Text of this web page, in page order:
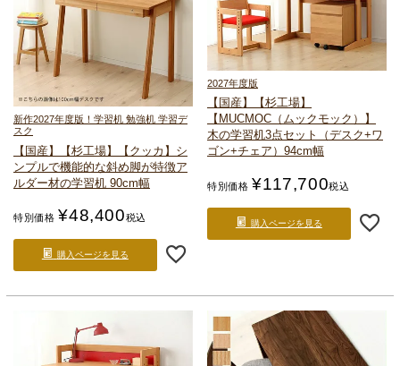
新作2027年度版！ 学習机 勉強机 学習デ
スク
【国産】【杉工場】【クッカ】 シ
ンプルで機能的な斜め脚が特徴ア
ルダー材の学習机 90cm幅
特別価格 ¥48,400税込
購入ページを見る
2027年度版
【国産】【杉工場】
【MUCMOC（ムックモック）】
木の学習机3点セット（デスク+ワ
ゴン+チェア）94cm幅
特別価格 ¥117,700税込
購入ページを見る